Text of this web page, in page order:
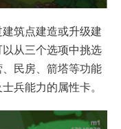
筑点建造或升级建
从三个选项中挑选
民房、箭塔等功能
兵能力的属性卡。